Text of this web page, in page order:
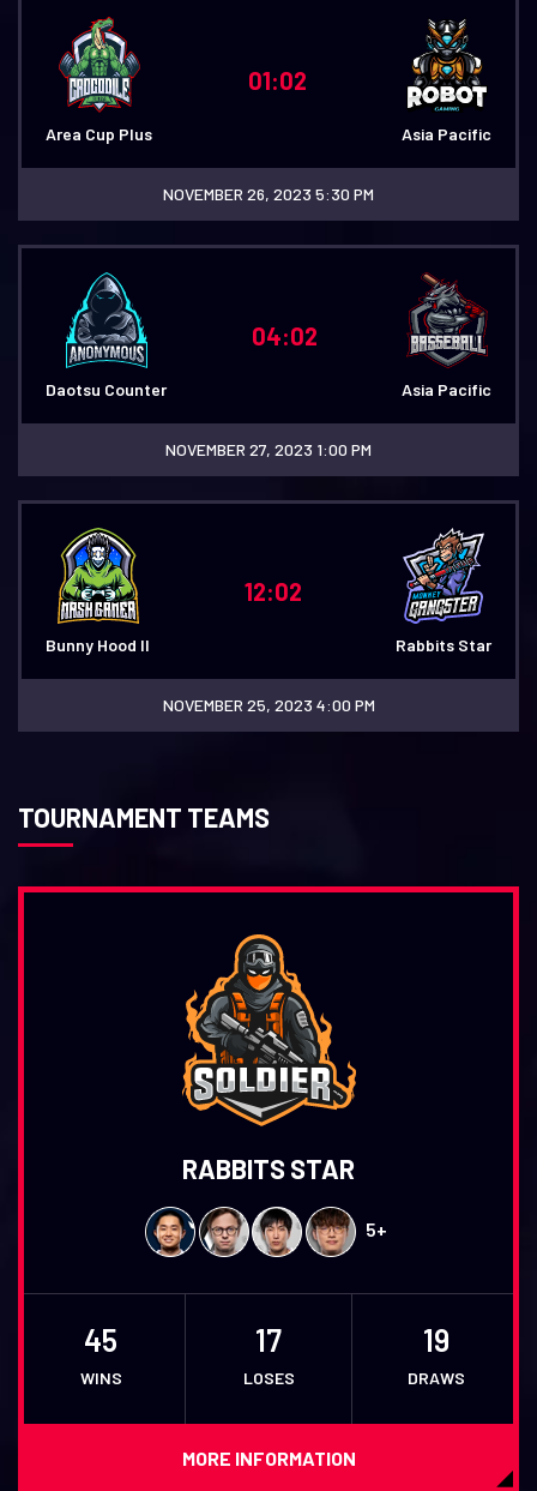
Area Cup Plus
01:02
Asia Pacific
NOVEMBER 26, 2023 5:30 PM
Daotsu Counter
04:02
Asia Pacific
NOVEMBER 27, 2023 1:00 PM
Bunny Hood II
12:02
Rabbits Star
NOVEMBER 25, 2023 4:00 PM
TOURNAMENT TEAMS
RABBITS STAR
5+
45
WINS
17
LOSES
19
DRAWS
MORE INFORMATION